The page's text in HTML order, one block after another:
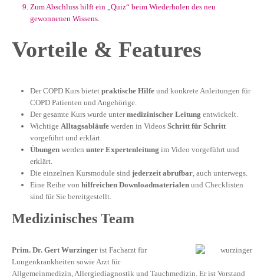
Zum Abschluss hilft ein „Quiz“ beim Wiederholen des neu
gewonnenen Wissens.
Vorteile & Features
Der COPD Kurs bietet praktische Hilfeund konkrete Anleitungen für
COPD Patienten und Angehörige.
Der gesamte Kurs wurde untermedizinischer Leitung entwickelt.
Wichtige Alltagsabläufewerden in Videos Schritt für Schritt
vorgeführt und erklärt.
Übungenwerden unter Expertenleitung im Video vorgeführt und
erklärt.
Die einzelnen Kursmodule sind jederzeit abrufbar, auch unterwegs.
Eine Reihe von hilfreichen Downloadmaterialenund Checklisten
sind für Sie bereitgestellt.
Medizinisches Team
Prim. Dr. Gert Wurzinger ist Facharzt für
Lungenkrankheiten sowie Arzt für
Allgemeinmedizin, Allergiediagnostik und Tauchmedizin. Er ist Vorstand